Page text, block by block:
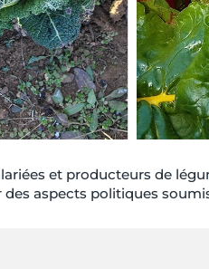
et producteurs de
aspects politiques